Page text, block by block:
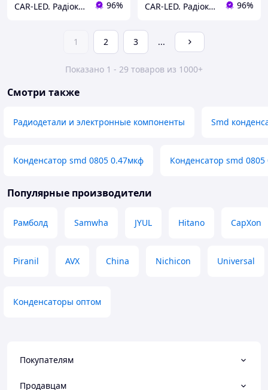
CAR-LED. Радіокомпоненти та LED освітлення. 96% CAR-LED. Радіокомпоненти та LED освітлення. 96%
1 2 3 ...
Показано 1 - 29 товаров из 1000+
Смотри также
Радиодетали и электронные компоненты Smd
Конденсатор smd 0805 0.47мкф Конденсатор smd
Популярные производители
Рамболд Samwha JYUL Hitano CapXon
Piranil AVX China Nichicon Universal
Конденсаторы оптом
Покупателям
Продавцам